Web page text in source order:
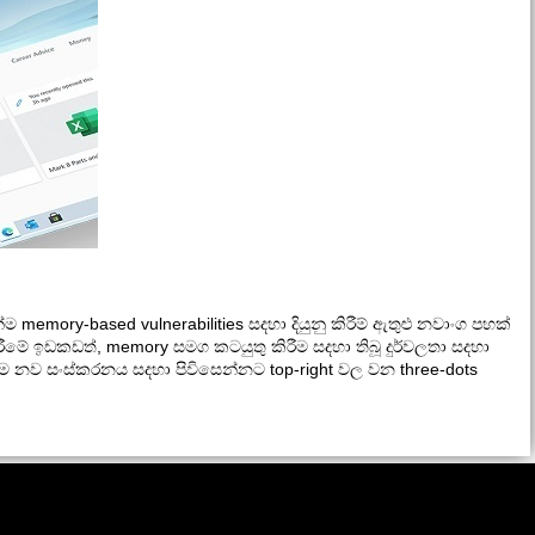
based vulnerabilities සදහා දියුනු කිරීම් ඇතුළු නවාංග පහක්
ඉඩකඩත්, memory සමග කටයුතු කිරීම සදහා තිබූ දුර්වලතා සදහා
සංස්කරනය සදහා පිවිසෙන්නට top-right වල වන three-dots